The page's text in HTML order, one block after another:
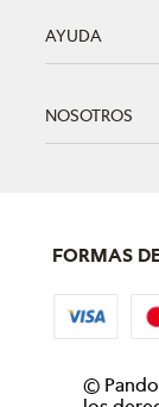
AYUDA
NOSOTROS
FORMAS
©